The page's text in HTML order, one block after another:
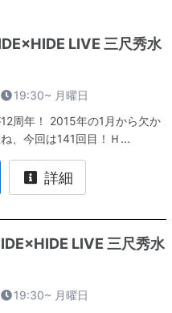
LIVE 三尺秀水
19:30~ 月曜日
周年！ 2015年の1月から欠か
、今回は141回目！Ｈ...
詳細
LIVE 三尺秀水
19:30~ 月曜日